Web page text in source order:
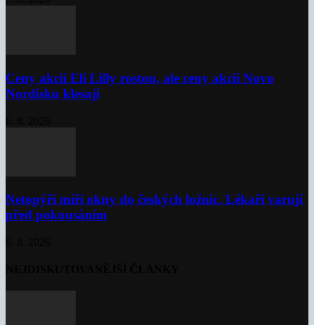
Ceny akcií Eli Lilly rostou, ale ceny akcií Novo
Nordisku klesají
Netopýři míří okny do českých ložnic. Lékaři varují
před pokousáním